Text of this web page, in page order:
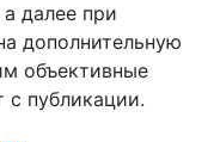
далее при
дополнительную
объективные
с публикации.